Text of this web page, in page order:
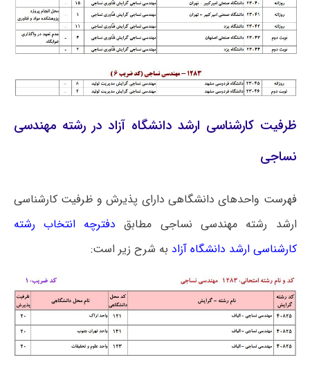
ظرفیت کارشناسی ارشد دانشگاه آزاد در رشته مهندسی
نساجی
فهرست واحدهای دانشگاهی دارای پذیرش و ظرفیت کارشناسی
ارشد رشته مهندسی نساجی مطابق دفترچه انتخاب رشته
کارشناسی ارشد دانشگاه آزاد به شرح زیر است: